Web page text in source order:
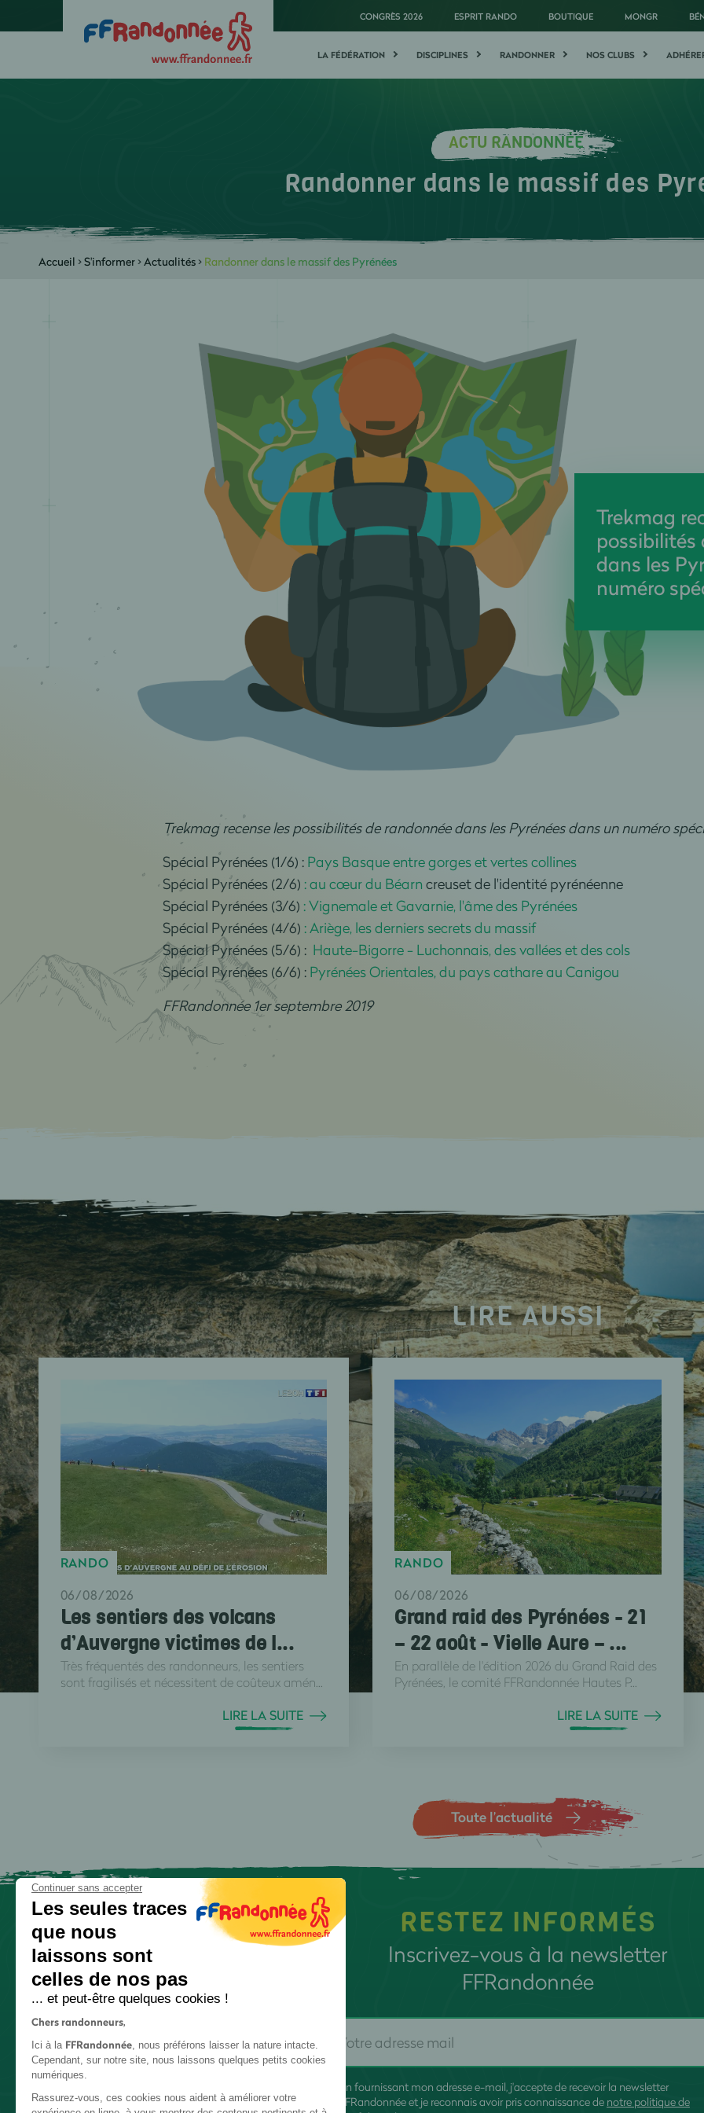
CONGRÈS 2026 ESPRIT RANDO BOUTIQUE MONGR
LA FÉDÉRATION DISCIPLINES RANDONNER NOS CLUBS
ACTU RANDONNÉE
Randonner dans le massif des
Accueil >S'informer>Actualités> Randonner dans le massif des Pyrénées
Trekmag
possibilités
dans les
numéro
Trekmag recense les possibilités de randonnée dans les Pyrénées dans un numéro
Spécial Pyrénées (1/6) : Pays Basque entre gorges et vertes collines
Spécial Pyrénées (2/6) : au cœur du Béarn creuset de l'identité pyrénéenne
Spécial Pyrénées (3/6) : Vignemale et Gavarnie, l'âme des Pyrénées
Spécial Pyrénées (4/6) : Ariège, les derniers secrets du massif
Spécial Pyrénées (5/6) : Haute-Bigorre - Luchonnais, des vallées et des cols
Spécial Pyrénées (6/6) : Pyrénées Orientales, du pays cathare au Canigou
FFRandonnée 1er septembre 2019
LIRE AUSSI
RANDO
06/08/2026
Les sentiers des volcans
d’Auvergne victimes de l...
Très fréquentés des randonneurs, les sentiers
sont fragilisés et nécessitent de coûteux amén...
LIRE LA SUITE
RANDO
06/08/2026
Grand raid des Pyrénées - 21
– 22 août - Vielle Aure – ...
En parallèle de l'édition 2026 du Grand Raid des
Pyrénées, le comité FFRandonnée Hautes P...
LIRE LA SUITE
Toute l’actualité
RESTEZ INFORMÉS
Inscrivez-vous à la newsletter
FFRandonnée
En fournissant mon adresse e-mail, j'accepte de recevoir la newsletter
FFRandonnée et je reconnais avoir pris connaissance de notre politique de
Continuer sans accepter
Les seules traces
que nous
laissons sont
celles de nos pas
... et peut-être quelques cookies !
Chers randonneurs,
Ici à la FFRandonnée, nous préférons laisser la nature intacte.
Cependant, sur notre site, nous laissons quelques petits cookies
numériques.
Rassurez-vous, ces cookies nous aident à améliorer votre